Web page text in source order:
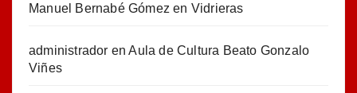
Manuel Bernabé Gómez en Vidrieras
administrador enAula de Cultura Beato Gonzalo
Viñes